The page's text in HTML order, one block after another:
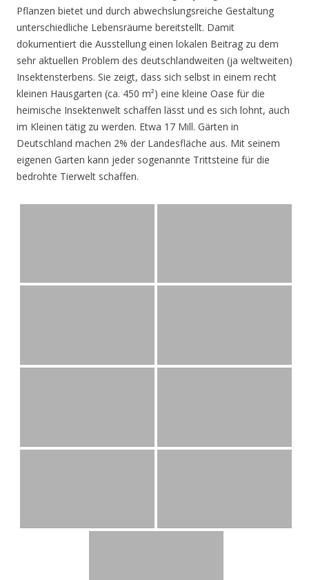
Pflanzen bietet und durch abwechslungsreiche Gestaltung
unterschiedliche Lebensräume bereitstellt. Damit
dokumentiert die Ausstellung einen lokalen Beitrag zu dem
sehr aktuellen Problem des deutschlandweiten (ja weltweiten)
Insektensterbens. Sie zeigt, dass sich selbst in einem recht
kleinen Hausgarten (ca. 450 m²) eine kleine Oase für die
heimische Insektenwelt schaffen lässt und es sich lohnt, auch
im Kleinen tätig zu werden. Etwa 17 Mill. Gärten in
Deutschland machen 2% der Landesfläche aus. Mit seinem
eigenen Garten kann jeder sogenannte Trittsteine für die
bedrohte Tierwelt schaffen.